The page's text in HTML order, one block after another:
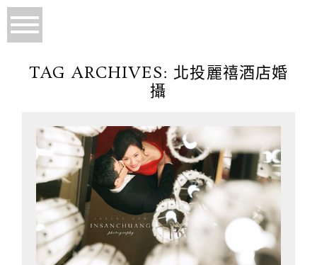
TAG ARCHIVES: 北投麗禧酒店婚
攝